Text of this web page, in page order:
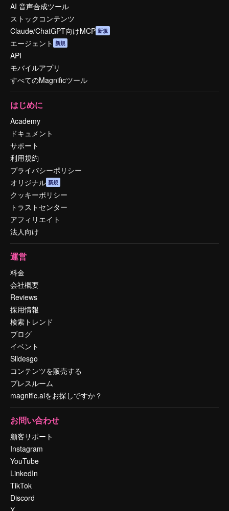
AI 音声合成ツール
ストックコンテンツ
Claude/ChatGPT向けMCP 新規
エージェント 新規
API
モバイルアプリ
すべてのMagnificツール
はじめに
Academy
ドキュメント
サポート
利用規約
プライバシーポリシー
オリジナル 新規
クッキーポリシー
トラストセンター
アフィリエイト
法人向け
運営
料金
会社概要
Reviews
採用情報
検索トレンド
ブログ
イベント
Slidesgo
コンテンツを販売する
プレスルーム
magnific.aiをお探しですか？
お問い合わせ
顧客サポート
Instagram
YouTube
LinkedIn
TikTok
Discord